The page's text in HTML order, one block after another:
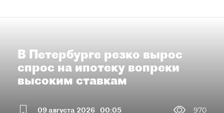
В Петербурге резко вырос
спрос на ипотеку вопреки
высоким ставкам
09 августа 2026 00:05 970